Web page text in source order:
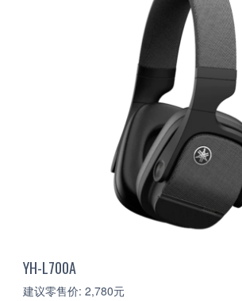
YH-L700A
建议零售价: 2,780元